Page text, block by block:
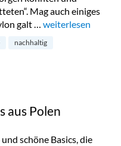
Mag auch einiges
galt … „Nahtlos
weiterlesen
nachhaltig
aus Polen
schöne Basics, die